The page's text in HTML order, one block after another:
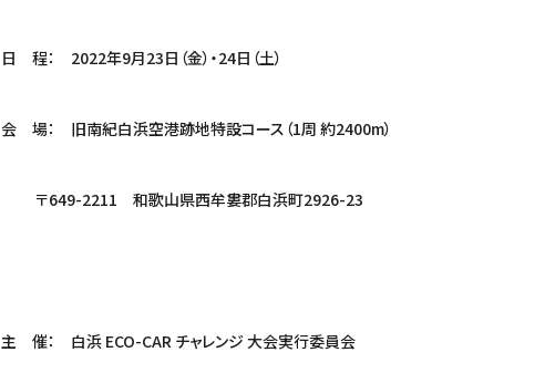
日 程： 2022年9月23日（金）・24日（土）
会 場： 旧南紀白浜空港跡地特設コース（1周 約2400m）
〒649-2211 和歌山県西牟婁郡白浜町2926-23
主 催： 白浜 ECO-CAR チャレンジ 大会実行委員会